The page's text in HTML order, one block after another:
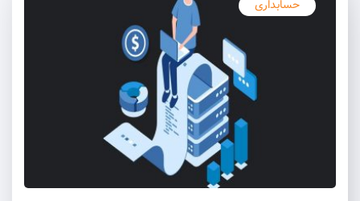
حسابداری